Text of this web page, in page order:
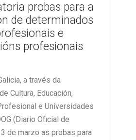
probas para a
de determinados
e
profesionais
a través da
Cultura, Educación,
e Universidades
(Diario Oficial de
de marzo as probas para